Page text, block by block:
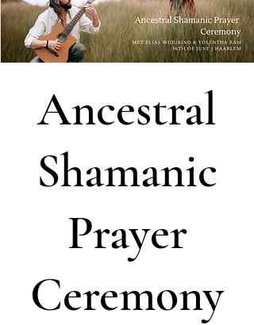
Ancestral
Shamanic
Prayer
Ceremony